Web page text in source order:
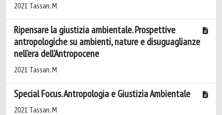
2021 Tassan, M
Ripensare la giustizia ambientale. Prospettive
antropologiche su ambienti, nature e disuguaglianze
nell’era dell’Antropocene
2021 Tassan, M
Special Focus. Antropologia e Giustizia Ambientale
2021 Tassan, M